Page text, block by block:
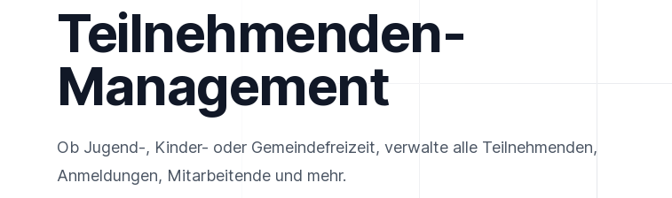
Teilnehmenden-
Management
Ob Jugend-, Kinder- oder Gemeindefreizeit, verwalte alle Teilnehmenden,
Anmeldungen, Mitarbeitende und mehr.